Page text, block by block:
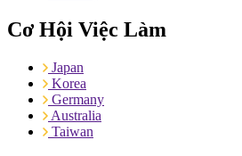
Cơ Hội Việc Làm
Japan
Korea
Germany
Australia
Taiwan